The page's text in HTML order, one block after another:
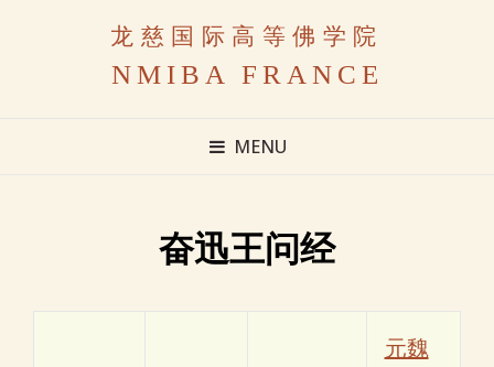
龙慈国际高等佛学院
NMIBA FRANCE
MENU
奋迅王问经
元魏